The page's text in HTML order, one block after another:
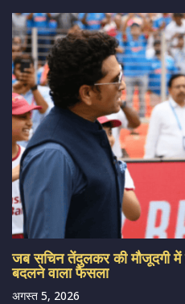
जब सचिन तेंदुलकर की मौजूदगी में
बदलने वाला फैसला
अगस्त 5, 2026